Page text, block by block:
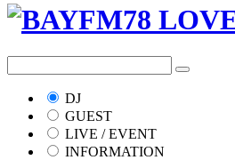
DJ
GUEST
LIVE / EVENT
INFORMATION